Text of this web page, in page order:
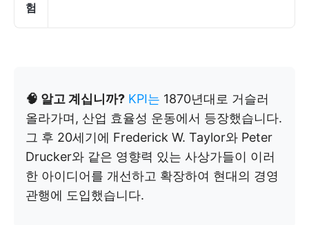
험
🧠 알고 계십니까? KPI는 1870년대로 거슬러
올라가며, 산업 효율성 운동에서 등장했습니다.
그 후 20세기에 Frederick W. Taylor와 Peter
Drucker와 같은 영향력 있는 사상가들이 이러
한 아이디어를 개선하고 확장하여 현대의 경영
관행에 도입했습니다.